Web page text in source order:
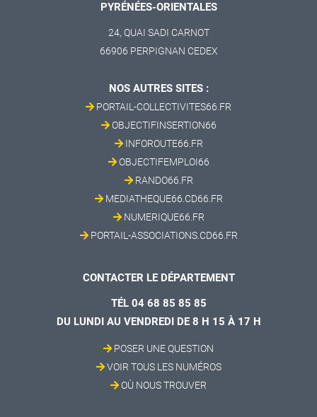
PYRÉNÉES-ORIENTALES
24, QUAI SADI CARNOT
66906 PERPIGNAN CEDEX
NOS AUTRES SITES :
PORTAIL-COLLECTIVITES66.FR
OBJECTIFINSERTION66
INFOROUTE66.FR
OBJECTIFEMPLOI66
RANDO66.FR
MEDIATHEQUE66.CD66.FR
NUMERIQUE66.FR
PORTAIL-ASSOCIATIONS.CD66.FR
CONTACTER LE DÉPARTEMENT
TÉL 04 68 85 85 85
DU LUNDI AU VENDREDI DE 8 H 15 À 17 H
POSER UNE QUESTION
VOIR TOUS LES NUMÉROS
OÙ NOUS TROUVER